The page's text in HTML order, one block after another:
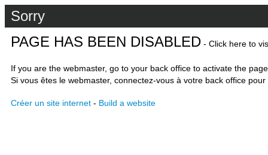
Sorry
PAGE HAS BEEN DISABLED - Click here to
If you are the webmaster, go to your back office to activate the
Si vous êtes le webmaster, connectez-vous à votre back office
Créer un site internet - Build a website